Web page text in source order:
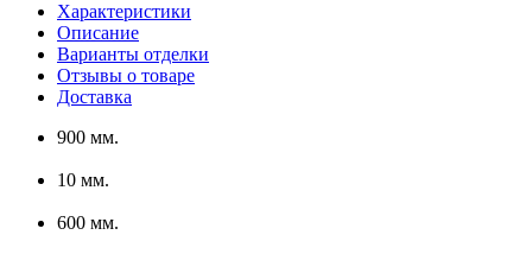
Характеристики
Описание
Варианты отделки
Отзывы о товаре
Доставка
900 мм.
10 мм.
600 мм.